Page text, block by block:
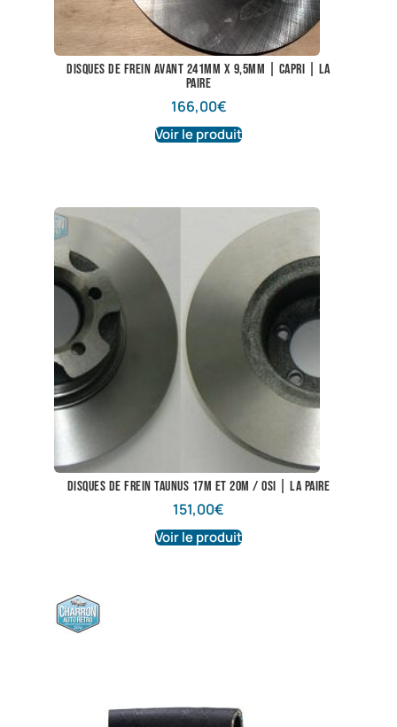
Disques de frein avant 241mm x 9,5mm | Capri | La
paire
166,00€
Voir le produit
Disques de frein Taunus 17M et 20M / OSI | La paire
151,00€
Voir le produit